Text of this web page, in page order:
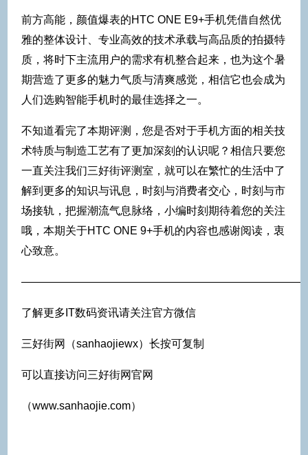
前方高能，颜值爆表的HTC ONE E9+手机凭借自然优
雅的整体设计、专业高效的技术承载与高品质的拍摄特
质，将时下主流用户的需求有机整合起来，也为这个暑
期营造了更多的魅力气质与清爽感觉，相信它也会成为
人们选购智能手机时的最佳选择之一。
不知道看完了本期评测，您是否对于手机方面的相关技
术特质与制造工艺有了更加深刻的认识呢？相信只要您
一直关注我们三好街评测室，就可以在繁忙的生活中了
解到更多的知识与讯息，时刻与消费者交心，时刻与市
场接轨，把握潮流气息脉络，小编时刻期待着您的关注
哦，本期关于HTC ONE 9+手机的内容也感谢阅读，衷
心致意。
了解更多IT数码资讯请关注官方微信
三好街网（sanhaojiewx）长按可复制
可以直接访问三好街网官网
（www.sanhaojie.com）